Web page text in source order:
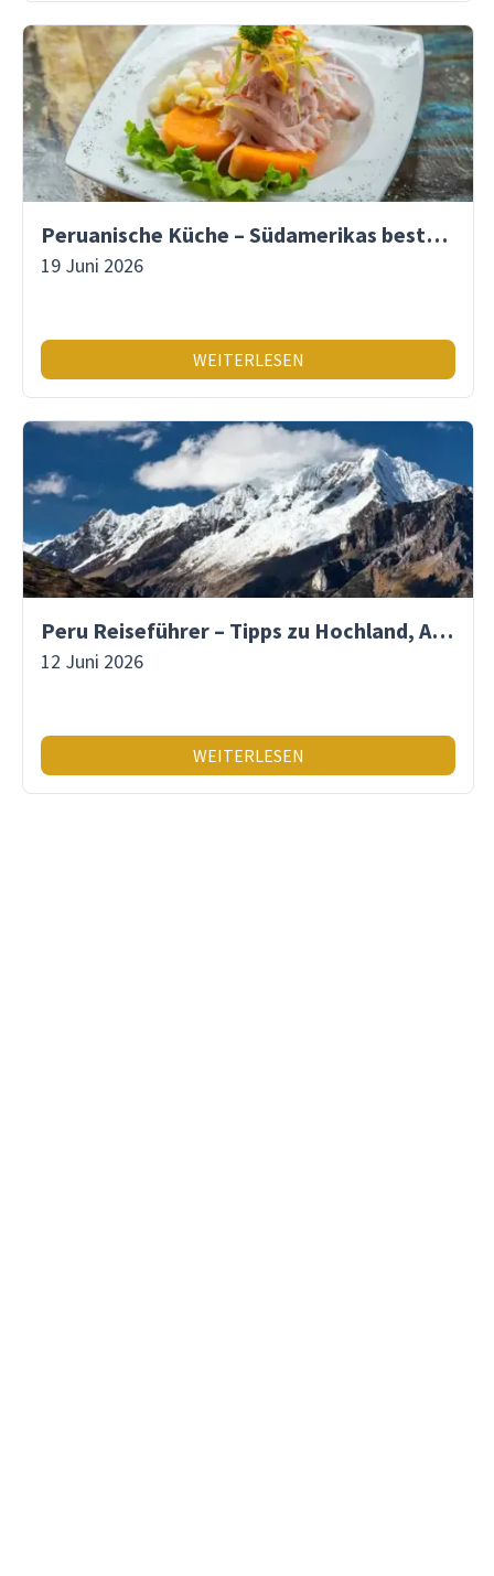
Peruanische Küche – Südamerikas beste Gastronomie
19 Juni 2026
WEITERLESEN
Peru Reiseführer – Tipps zu Hochland, Amazonas & Inka-Erbe
12 Juni 2026
WEITERLESEN